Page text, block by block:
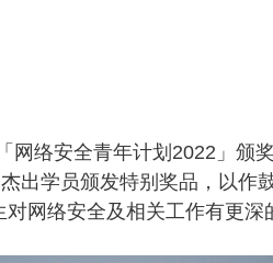
络安全青年计划2022」颁
出学员颁发特别奖品，以作
网络安全及相关工作有更深